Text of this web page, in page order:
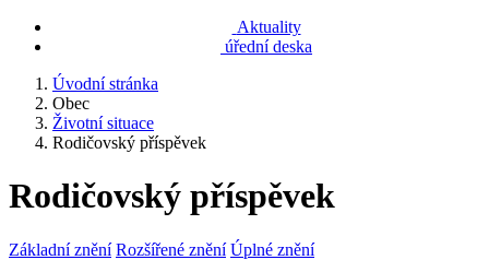
Aktuality
úřední deska
Úvodní stránka
Obec
Životní situace
Rodičovský příspěvek
Rodičovský příspěvek
Základní znění Rozšířené znění Úplné znění